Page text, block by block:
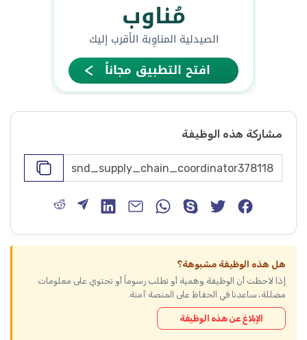
مشاركة هذه الوظيفة
هل هذه الوظيفة مشبوهة؟
إذا لاحظت أن الوظيفة وهمية أو تطلب رسوماً أو تحتوي على معلومات
مضللة، ساعدنا في الحفاظ على المنصة آمنة.
الإبلاغ عن هذه الوظيفة